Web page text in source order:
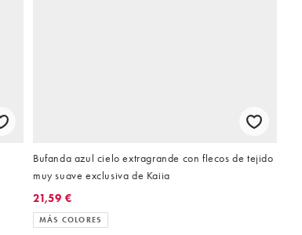
Bufanda azul cielo extragrande con flecos de tejido
muy suave exclusiva de Kaiia
21,59 €
MÁS COLORES